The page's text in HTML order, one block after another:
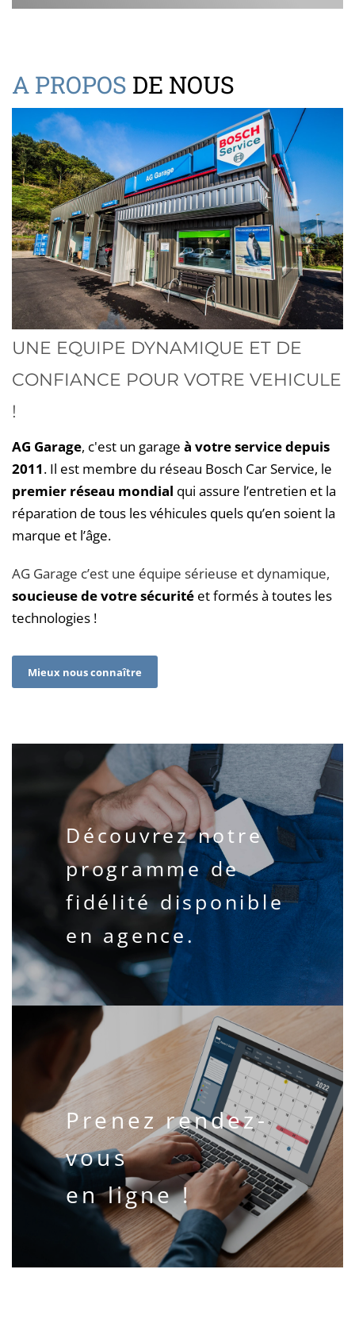
A PROPOS DE NOUS
UNE EQUIPE DYNAMIQUE ET DE
CONFIANCE POUR VOTRE VEHICULE
!
AG Garage, c'est un garage à votre service depuis
2011. Il est membre du réseau Bosch Car Service, le
premier réseau mondial qui assure l’entretien et la
réparation de tous les véhicules quels qu’en soient la
marque et l’âge.
AG Garage c’est une équipe sérieuse et dynamique,
soucieuse de votre sécurité et formés à toutes les
technologies !
Mieux nous connaître
Découvrez notre
programme de
fidélité disponible
en agence.
Prenez rendez-
vous
en ligne !